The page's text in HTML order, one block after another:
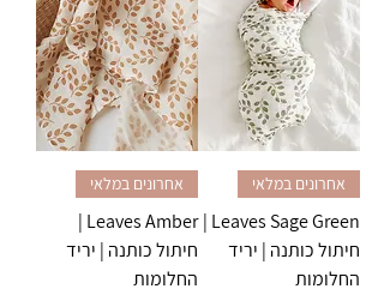
אחרונים במלאי
Leaves Sage Green |
חיתול כותנה | יריד
החלומות
אחרונים במלאי
Leaves Amber |
חיתול כותנה | יריד
החלומות